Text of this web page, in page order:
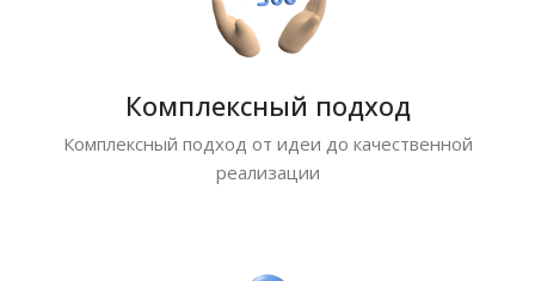
Комплексный подход
Комплексный подход от идеи до качественной
реализации